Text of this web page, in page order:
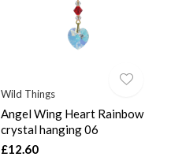
Wild Things
Angel Wing Heart Rainbow
crystal hanging 06
£12.60